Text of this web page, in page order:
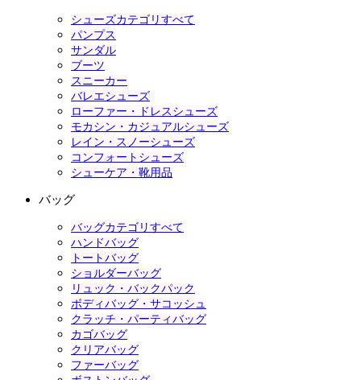
シューズカテゴリすべて
パンプス
サンダル
ブーツ
スニーカー
バレエシューズ
ローファー・ドレスシューズ
モカシン・カジュアルシューズ
レイン・スノーシューズ
コンフォートシューズ
シューケア・靴用品
バッグ
バッグカテゴリすべて
ハンドバッグ
トートバッグ
ショルダーバッグ
リュック・バックパック
ボディバッグ・サコッシュ
クラッチ・パーティバッグ
カゴバッグ
クリアバッグ
ファーバッグ